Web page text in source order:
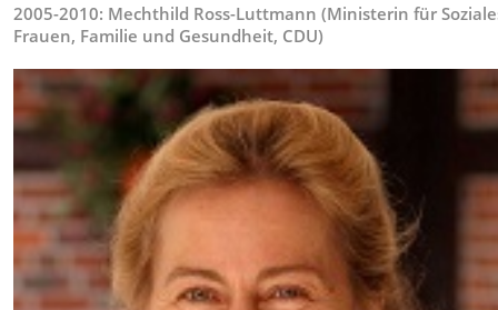
2005-2010: Mechthild Ross-Luttmann (Ministerin für
Frauen, Familie und Gesundheit, CDU)